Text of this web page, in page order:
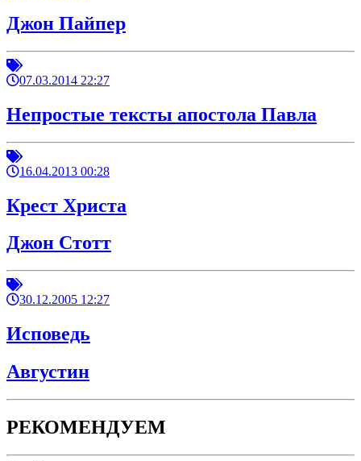
Джон Пайпер
07.03.2014 22:27
Непростые тексты апостола Павла
16.04.2013 00:28
Крест Христа
Джон Стотт
30.12.2005 12:27
Исповедь
Августин
РЕКОМЕНДУЕМ